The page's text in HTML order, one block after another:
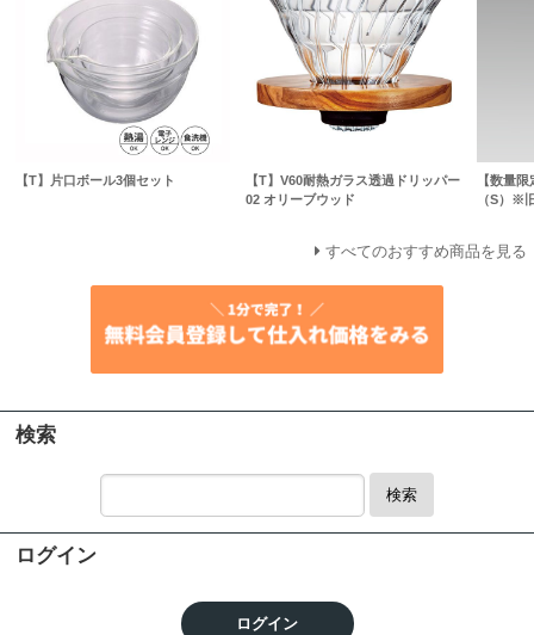
【T】片口ボール3個セット
【T】V60耐熱ガラス透過ドリッパー
02 オリーブウッド
【数量
（S）※
すべてのおすすめ商品を見る
検索
検索
ログイン
ログイン